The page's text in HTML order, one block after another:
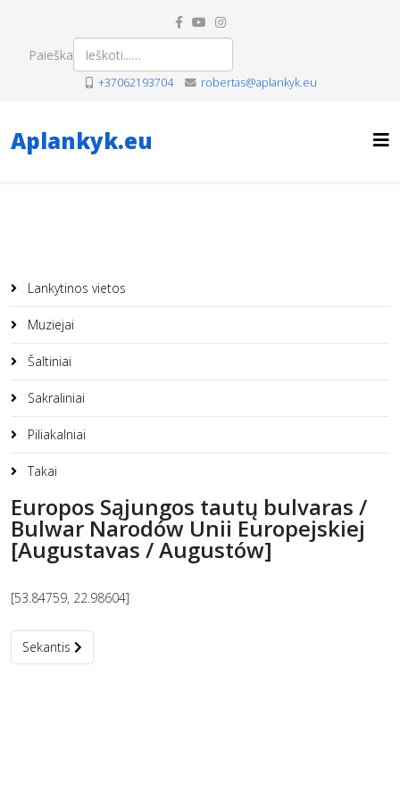
Paieška
+37062193704 robertas@aplankyk.eu
Aplankyk.eu
Lankytinos vietos
Muziejai
Šaltiniai
Sakraliniai
Piliakalniai
Takai
Europos Sąjungos tautų bulvaras /
Bulwar Narodów Unii Europejskiej
[Augustavas / Augustów]
[53.84759, 22.98604]
Kitas straipsnis: Gamtos takas / Ścieżka przyrodnicza [Muzeum
Sekantis